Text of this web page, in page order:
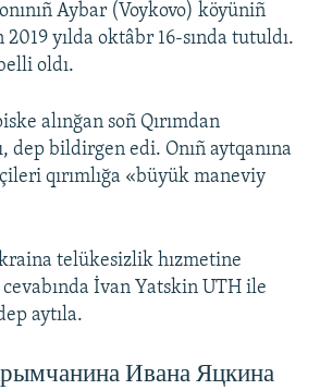
Aybar (Voykovo) köyüniñ
yılda oktâbr 16-sında tutuldı.
oldı.
alınğan soñ Qırımdan
dep bildirgen edi. Onıñ aytqanına
qırımlığa «büyük maneviy
telükesizlik hızmetine
İvan Yatskin UTH ile
aytıla.
Ивана Яцкина